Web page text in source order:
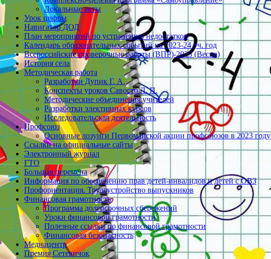
Локальные акты
Урок цифры
Навигатор ДОД
План мероприятий по устранению недостатков
Календарь образовательных событий на 2023-24 уч. год
Всероссийские проверочные работы (ВПР)-2023 (Весна)
История села
Методическая работа
Разработки Дупик Г. А.
Конспекты уроков Савосто Л. П.
Методические объединения учителей
Разработки элективных курсов
Исследовательская деятельность
Профсоюз
Основные лозунги Первомайской акции профсоюзов в 2023 году
Ссылки на официальные сайты
Электронный журнал
ГТО
Большая перемена
Информация по обеспечению прав детей-инвалидов и детей с ОВЗ
Профориентация. Трудоустройство выпускников
Финансовая грамотность
Программа долгосрочных сбережений
Уроки финансовой грамотности
Полезные ссылки по финансовой грамотности
Финансовая безопасность
Медиацентр
Премия Сетевичок